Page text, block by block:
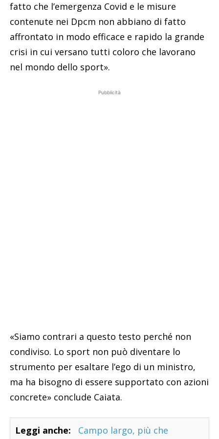
fatto che l’emergenza Covid e le misure
contenute nei Dpcm non abbiano di fatto
affrontato in modo efficace e rapido la grande
crisi in cui versano tutti coloro che lavorano
nel mondo dello sport».
Pubblicità
«Siamo contrari a questo testo perché non
condiviso. Lo sport non può diventare lo
strumento per esaltare l’ego di un ministro,
ma ha bisogno di essere supportato con azioni
concrete» conclude Caiata.
Leggi anche:
Campo largo, più che